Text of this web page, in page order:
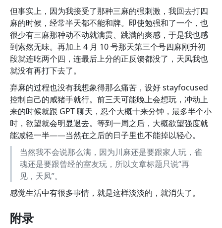
但事实上，因为我接受了那种三麻的强刺激，我回去打四
麻的时候，经常半天都不能和牌。即使勉强和了一个，也
很少有三麻那种动不动就满贯、跳满的爽感，于是我也感
到索然无味。再加上 4 月 10 号那天第三个号四麻刚升初
段就连吃两个四，连最后上分的正反馈都没了，天凤我也
就没有再打下去了。
弃麻的过程也没有我想象得那么痛苦，设好 stayfocused
控制自己的咸猪手就行。前三天可能晚上会想玩，冲动上
来的时候就跟 GPT 聊天，忍个大概十来分钟，最多半个小
时，欲望就会明显退去。等到一周之后，大概欲望强度就
能减轻一半——当然在之后的日子里也不能掉以轻心。
当然我不会说那么满，因为川麻还是要跟家人玩，雀
魂还是要跟曾经的室友玩，所以文章标题只说“再
见，天凤”。
感觉生活中有很多事情，就是这样淡淡的，就消失了。
附录